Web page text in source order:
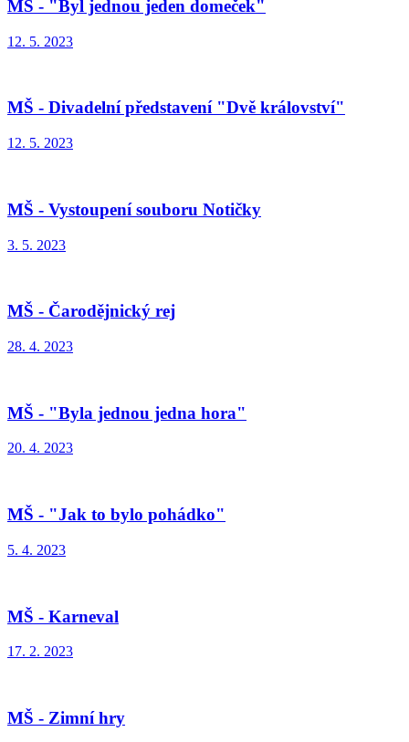
MŠ - "Byl jednou jeden domeček"
12. 5. 2023
MŠ - Divadelní představení "Dvě království"
12. 5. 2023
MŠ - Vystoupení souboru Notičky
3. 5. 2023
MŠ - Čarodějnický rej
28. 4. 2023
MŠ - "Byla jednou jedna hora"
20. 4. 2023
MŠ - "Jak to bylo pohádko"
5. 4. 2023
MŠ - Karneval
17. 2. 2023
MŠ - Zimní hry